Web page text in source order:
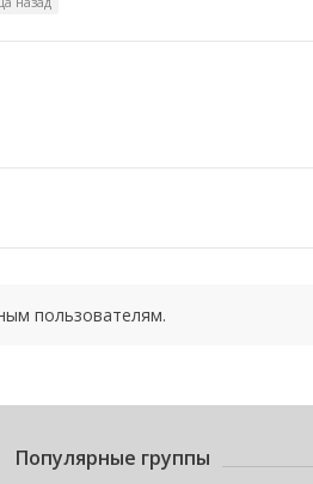
пользователям.
Популярные группы